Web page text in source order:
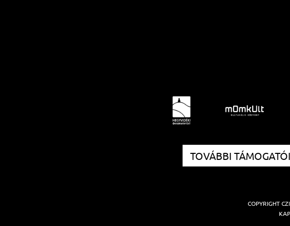
TOVÁBBI
COPYRIGHT